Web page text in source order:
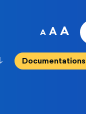
A A A
Documentations